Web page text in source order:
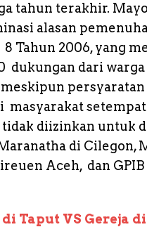
tahun terakhir.
alasan
Tahun 2006, yang
dukungan dari
meskipun
masyarakat
diizinkan untuk
di Cilegon,
Aceh, dan
Taput VS Gereja